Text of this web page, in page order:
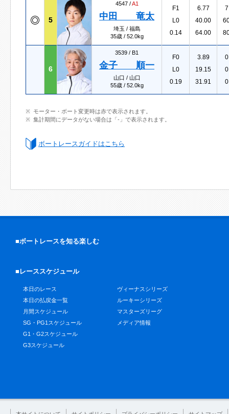
5
4547 /A1
中田 竜太
埼玉 / 福島
35歳 / 52.0kg
F1
L0
0.14
6.77
40.00
64.00
6
3539 / B1
金子 順一
山口 / 山口
55歳 / 52.0kg
F0
L0
0.19
3.89
19.15
31.91
モーター・ボート変更時は赤で表示されます。
集計期間にデータがない場合は「-」で表示されます。
ボートレースガイドはこちら
■ボートレースを知る楽しむ
■レーススケジュール
本日のレース
本日の払戻金一覧
月間スケジュール
SG・PG1スケジュール
G1・G2スケジュール
G3スケジュール
ヴィーナスシリーズ
ルーキーシリーズ
マスターズリーグ
メディア情報